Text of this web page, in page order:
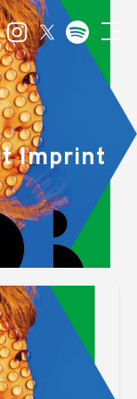
Imprint